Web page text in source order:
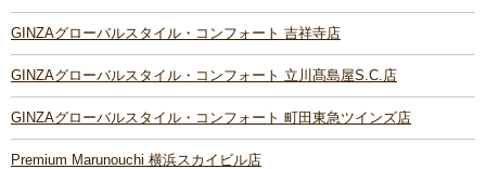
GINZAグローバルスタイル・コンフォート 吉祥寺店
GINZAグローバルスタイル・コンフォート 立川髙島屋S.C.店
GINZAグローバルスタイル・コンフォート 町田東急ツインズ店
Premium Marunouchi 横浜スカイビル店